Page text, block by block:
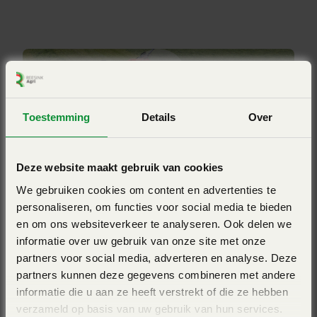
Toestemming Details Over
Deze website maakt gebruik van cookies
We gebruiken cookies om content en advertenties te
personaliseren, om functies voor social media te bieden
en om ons websiteverkeer te analyseren. Ook delen we
informatie over uw gebruik van onze site met onze
partners voor social media, adverteren en analyse. Deze
partners kunnen deze gegevens combineren met andere
informatie die u aan ze heeft verstrekt of die ze hebben
verzameld op basis van uw gebruik van hun services.
Perfect gevormde zwaden
dichtbij de rotortanden zorgen voor luchtige en
volumineuze zwaden zonder onnodige vervuiling.
Bescherm uw zwaden
De grote bodemvrijheid zorgt ervoor dat u de reeds
Getrokken
Zwadbreedte (m)
0,60 / 1,70
Aantal rotoren
2
Merk
Kuhn
Bekijk ook eens